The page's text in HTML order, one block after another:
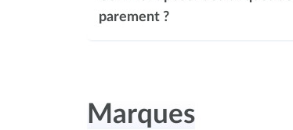
parement ?
Marques